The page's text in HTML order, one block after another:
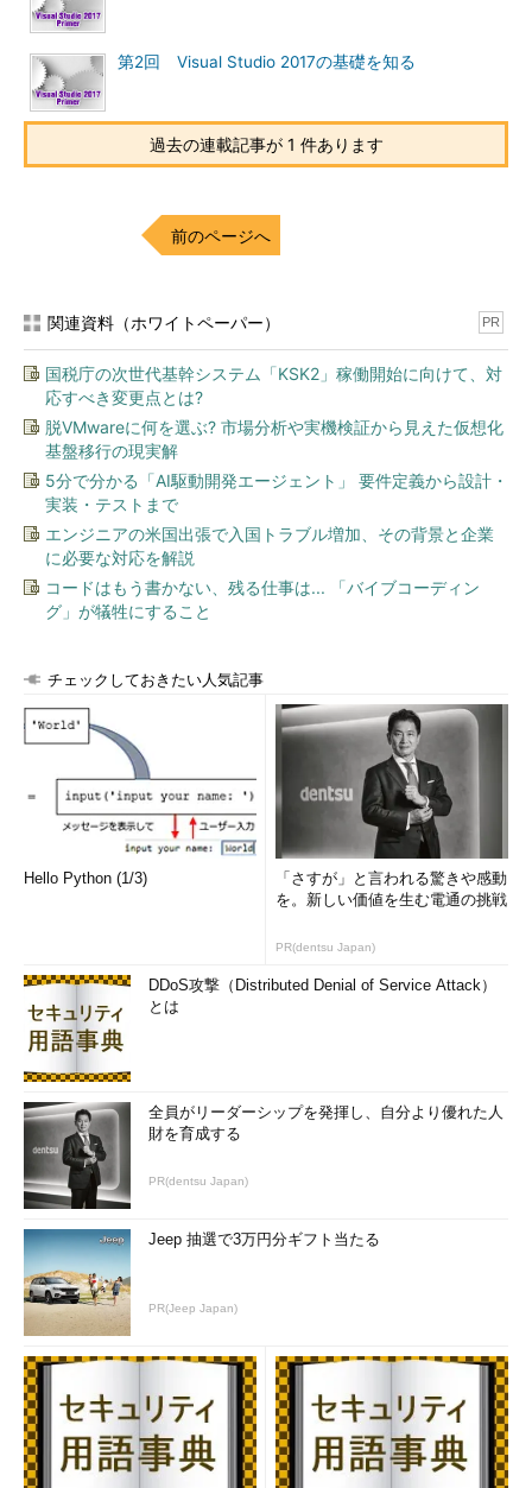
第2回 Visual Studio 2017の基礎を知る
過去の連載記事が 1 件あります
前のページへ
関連資料（ホワイトペーパー） PR
国税庁の次世代基幹システム「KSK2」稼働開始に向けて、対
応すべき変更点とは?
脱VMwareに何を選ぶ? 市場分析や実機検証から見えた仮想化
基盤移行の現実解
5分で分かる「AI駆動開発エージェント」 要件定義から設計・
実装・テストまで
エンジニアの米国出張で入国トラブル増加、その背景と企業
に必要な対応を解説
コードはもう書かない、残る仕事は... 「バイブコーディン
グ」が犠牲にすること
チェックしておきたい人気記事
Hello Python (1/3)
「さすが」と言われる驚きや感動
を。新しい価値を生む電通の挑戦
PR(dentsu Japan)
DDoS攻撃（Distributed Denial of Service Attack）
とは
全員がリーダーシップを発揮し、自分より優れた人
財を育成する
PR(dentsu Japan)
Jeep 抽選で3万円分ギフト当たる
PR(Jeep Japan)